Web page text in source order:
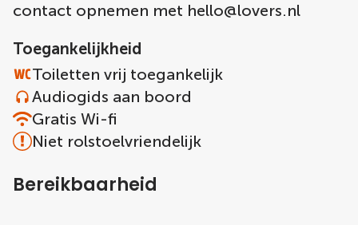
contact opnemen met hello@lovers.nl
Toegankelijkheid
Toiletten vrij toegankelijk
Audiogids aan boord
Gratis Wi-fi
Niet rolstoelvriendelijk
Bereikbaarheid